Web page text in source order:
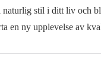
naturlig stil i ditt liv
en ny upplevelse av